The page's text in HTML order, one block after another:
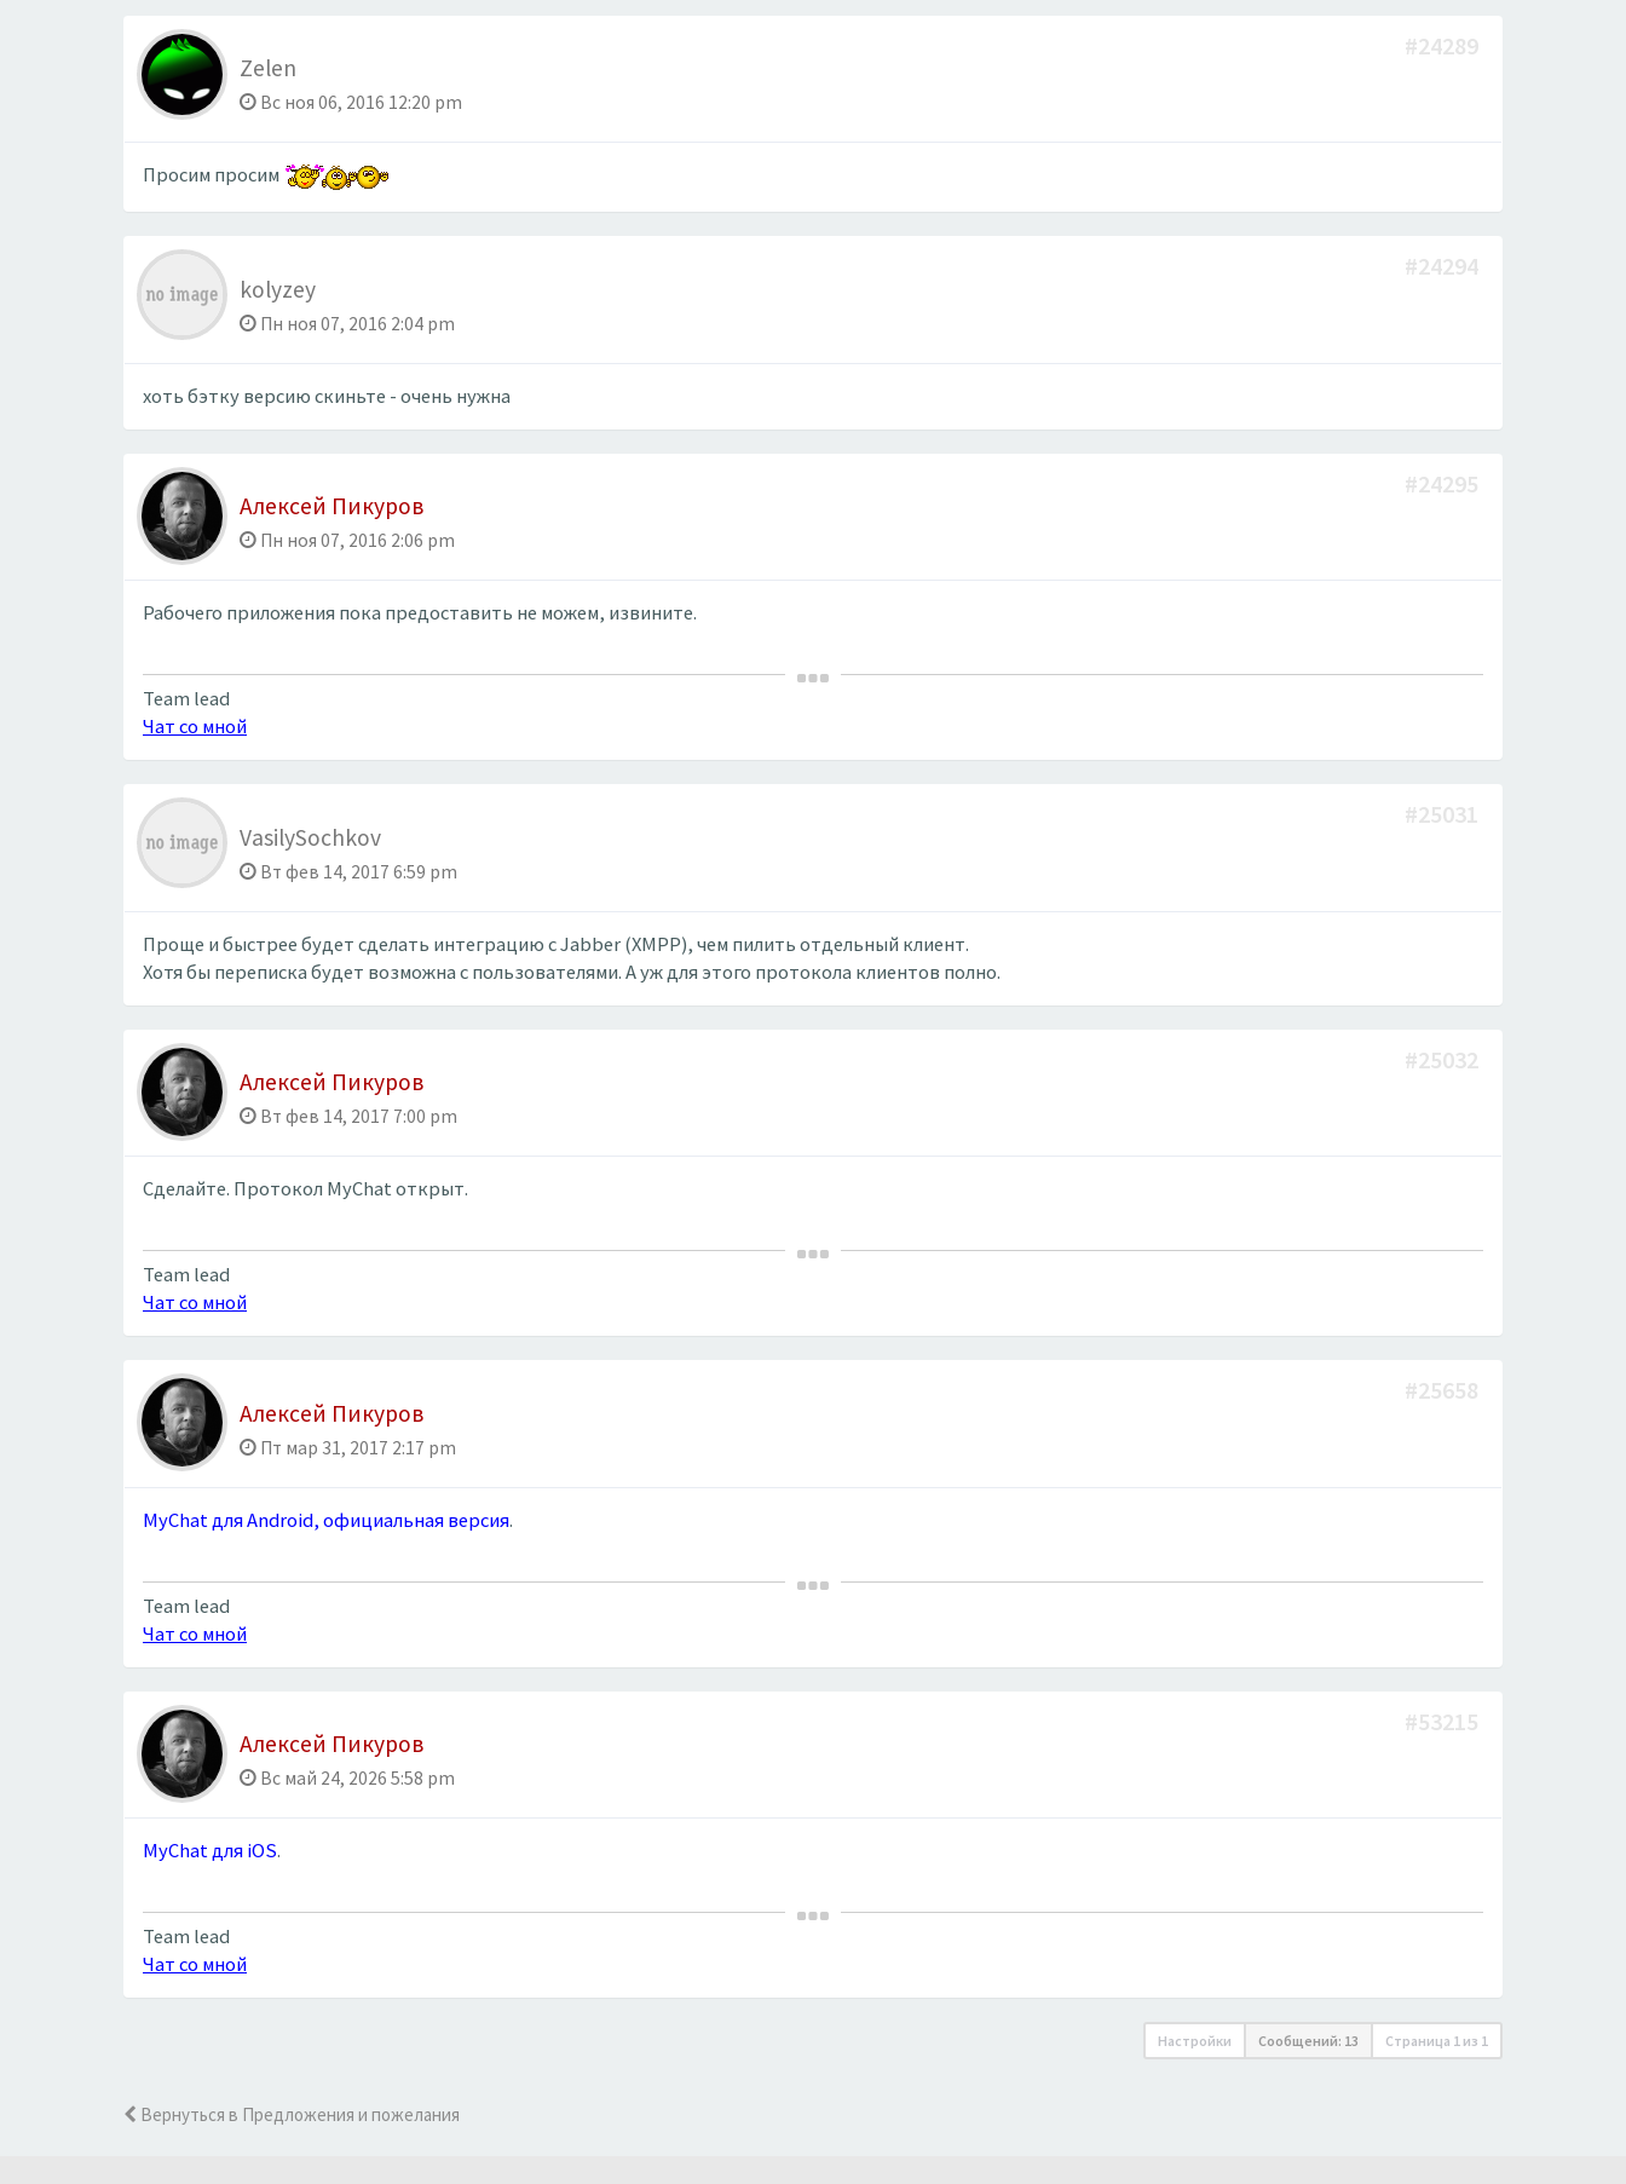
Zelen
Вс ноя 06, 2016 12:20 pm
#24289
Просим просим
kolyzey
Пн ноя 07, 2016 2:04 pm
#24294
хоть бэтку версию скиньте - очень нужна
Алексей Пикуров
Пн ноя 07, 2016 2:06 pm
#24295
Рабочего приложения пока предоставить не можем, извините.
Team lead
Чат со мной
VasilySochkov
Вт фев 14, 2017 6:59 pm
#25031
Проще и быстрее будет сделать интеграцию с Jabber (XMPP), чем пилить отдельный клиент.
Хотя бы переписка будет возможна с пользователями. А уж для этого протокола клиентов полно.
Алексей Пикуров
Вт фев 14, 2017 7:00 pm
#25032
Сделайте. Протокол MyChat открыт.
Team lead
Чат со мной
Алексей Пикуров
Пт мар 31, 2017 2:17 pm
#25658
MyChat для Android, официальная версия.
Team lead
Чат со мной
Алексей Пикуров
Вс май 24, 2026 5:58 pm
#53215
MyChat для iOS.
Team lead
Чат со мной
Настройки Сообщений: 13 Страница 1 из 1
Вернуться в Предложения и пожелания